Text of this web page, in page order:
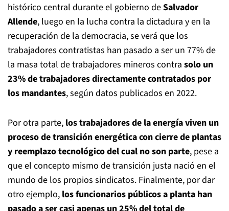
histórico central durante el gobierno deSalvador
Allende, luego en la lucha contra la dictadura y en la
recuperación de la democracia, se verá que los
trabajadores contratistas han pasado a ser un 77% de
la masa total de trabajadores mineros contra solo un
23% de trabajadores directamente contratados por
los mandantes, según datos publicados en 2022.
Por otra parte, los trabajadores de la energía viven un
proceso de transición energética con cierre de plantas
y reemplazo tecnológico del cual no son parte, pese a
que el concepto mismo de transición justa nació en el
mundo de los propios sindicatos. Finalmente, por dar
otro ejemplo, los funcionarios públicos a planta han